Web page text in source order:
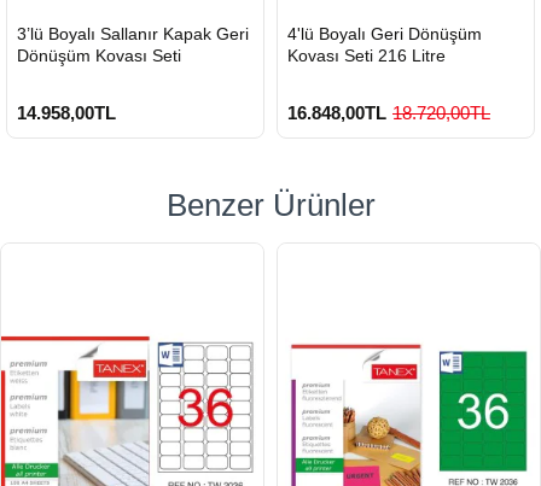
HIZLI
GÖNDERİ
3’lü Boyalı Sallanır Kapak Geri
Dönüşüm Kovası Seti
14.958,00TL
HIZLI
GÖNDERİ
4'lü Boyalı Geri Dönüşüm
Kovası Seti 216 Litre
16.848,00TL 18.720,00TL
Benzer Ürünler